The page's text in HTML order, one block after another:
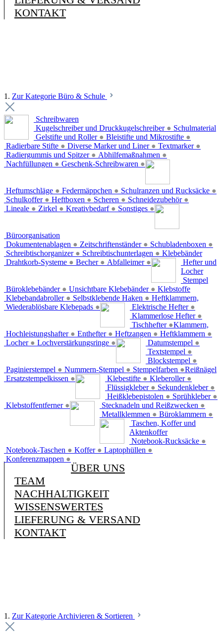
KONTAKT
1. Zur Kategorie Büro & Schule
Schreibwaren
Kugelschreiber und Druckkugelschreiber ●
Gelstifte und Roller ● Bleistifte und Mikrostifte ●
Radierbare Stifte ● Diverse Marker und Liner ● Textmarker ●
Radiergummis und Spitzer ● Abhilfemaßnahmen ●
Nachfüllungen ● Geschenk-Schreibwaren ●
Schulmaterial
Heftumschläge ● Federmäppchen ● Schulranzen und Rucksäcke ●
Schulkoffer ● Heftboxen ● Scheren ● Schneidezubehör ●
Lineale ● Zirkel ● Kreativbedarf ● Sonstiges ●
Büroorganisation
Dokumentenablagen ● Zeitschriftenständer ● Schubladenboxen ●
Schreibtischorganizer ● Schreibtischunterlagen ●
Drahtkorb-Systeme ● Becher ● Abfalleimer ●
Klebebänder
Büroklebebänder ● Unsichtbare Klebebänder ●
Klebebandabroller ● Selbstklebende Haken ●
Wiederablösbare Klebepads ●
Hefter und
Locher
Elektrische Hefter ●
Klammerlose Hefter ●
Tischhefter ●
Hochleistungshafter ● Enthefter ● Heftzangen ● Heftklammern ●
Locher ● Lochverstärkungsringe ●
Stempel
Datumstempel ●
Textstempel ●
Blockstempel ●
Paginierstempel ● Nummern-Stempel ● Stempelfarben ●
Ersatzstempelkissen ●
Klebstoffe
Klebestifte ● Kleberoller ●
Flüssigkleber ● Sekundenkleber ●
Heißklebepistolen ● Sprühkleber ●
Klebstoffentferner ●
Heftklammern,
Klammern,
Reißnägel
Stecknadeln und Reißzwecken ●
Metallklemmen ● Büroklammern ●
Taschen, Koffer und
Aktenkoffer
Notebook-Rucksäcke ●
Notebook-Taschen ● Koffer ● Laptophüllen ●
Konferenzmappen ●
ÜBER UNS
TEAM
NACHHALTIGKEIT
WISSENSWERTES
LIEFERUNG & VERSAND
KONTAKT
1. Zur Kategorie Archivieren & Sortieren